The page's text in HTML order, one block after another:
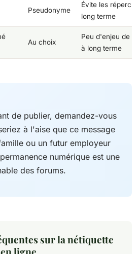
Pseudonyme
Évite les
long terme
Au choix
Peu d'enjeu de
à long terme
de publier, demandez-vous
à l'aise que ce message
ou un futur employeur
numérique est une
des forums.
sur la nétiquette